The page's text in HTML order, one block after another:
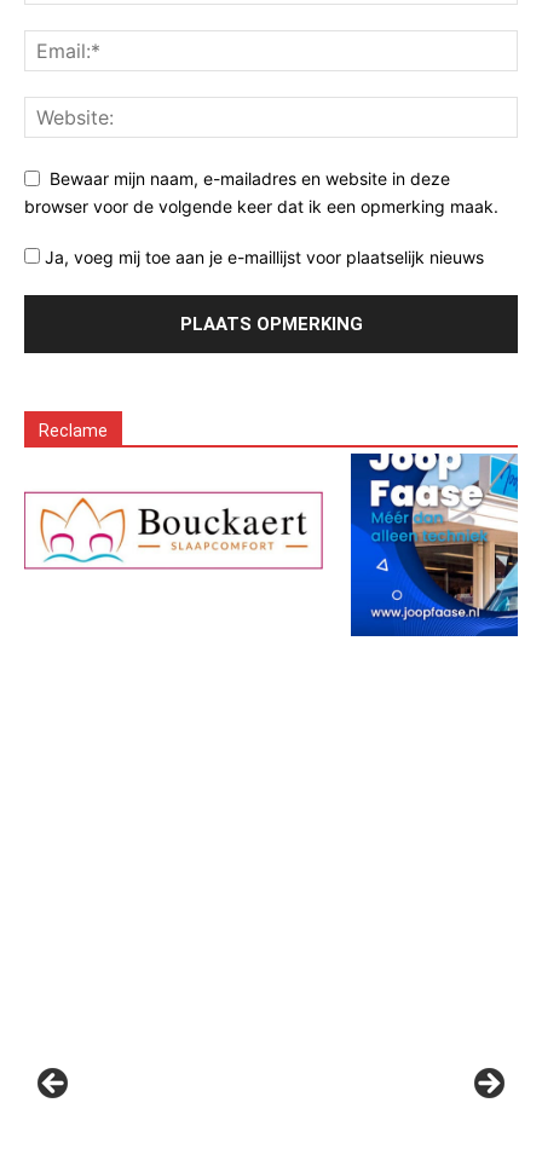
Bewaar mijn naam, e-mailadres en website in deze
browser voor de volgende keer dat ik een opmerking maak.
Ja, voeg mij toe aan je e-maillijst voor plaatselijk nieuws
Reclame